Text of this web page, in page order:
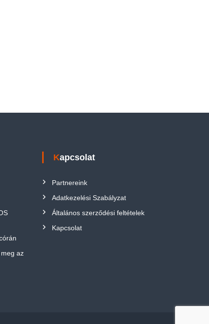
az
Kapcsolat
Partnereink
Adatkezelési Szabályzat
Általános szerződési feltételek
Kapcsolat